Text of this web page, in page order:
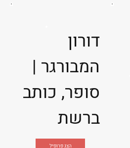
דורון
המבורגר |
סופר, כותב
ברשת
הצג פרופיל